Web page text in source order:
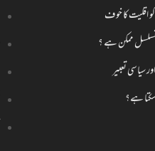
اقلیت کا خوف
تسلسل ممکن ہے ؟
سیاسی تعبیر
سکتا ہے؟